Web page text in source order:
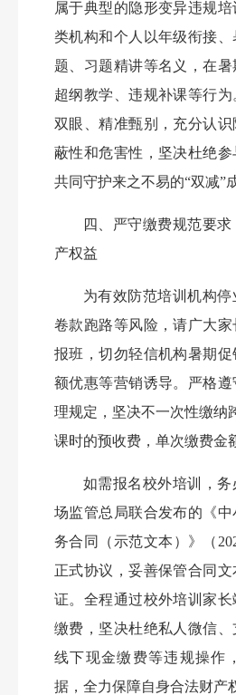
属于典型的隐形变异违规
类机构和个人以年级衔接、
题、习题精讲等名义，在暑
超纲教学、违规补课等行
双眼、精准甄别，充分认
蔽性和危害性，坚决杜绝参
共同守护来之不易的“双减”
四、严守缴费规范要
产权益
为有效防范培训机构停
卷款跑路等风险，请广大
报班，切勿轻信机构暑期
额优惠等营销诱导。严格
理规定，坚决不一次性缴纳
课时的预收费，单次缴费金
如需报名校外培训，
场监管总局联合发布的《
务合同（示范文本）》（
正式协议，妥善保管合同
证。全程通过校外培训家长
缴费，坚决杜绝私人微信、
线下现金缴费等违规操作
据，全力保障自身合法财产